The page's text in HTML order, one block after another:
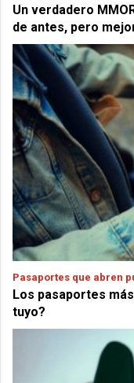
Un verdadero
de antes, pero
Pasaportes que abren
Los pasaportes
tuyo?